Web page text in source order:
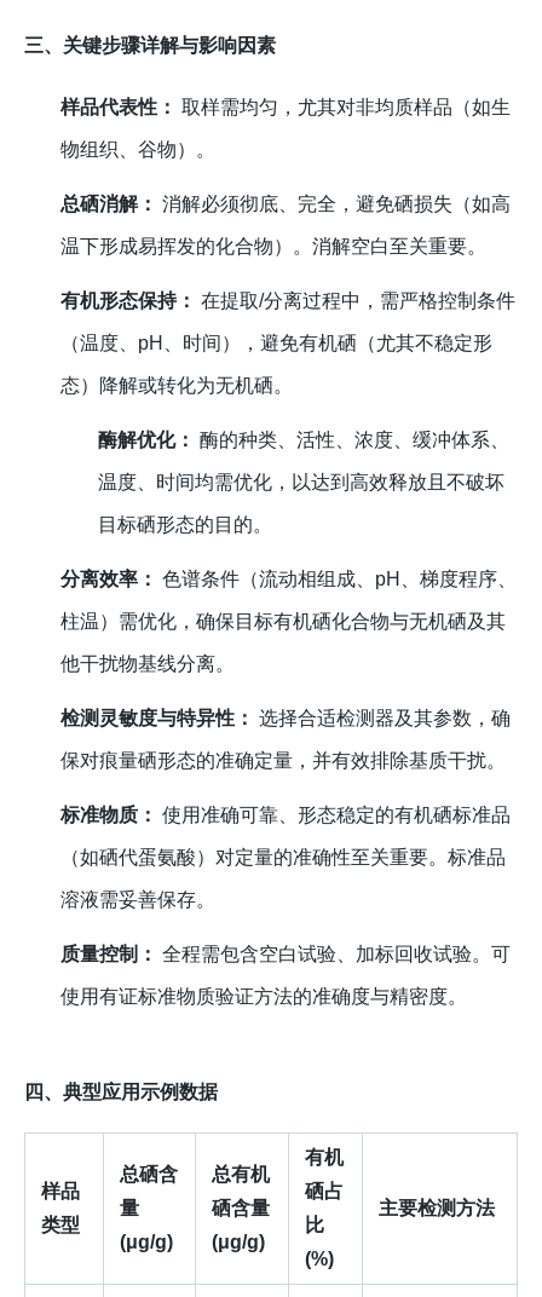
三、关键步骤详解与影响因素
样品代表性： 取样需均匀，尤其对非均质样品（如生
物组织、谷物）。
总硒消解： 消解必须彻底、完全，避免硒损失（如高
温下形成易挥发的化合物）。消解空白至关重要。
有机形态保持： 在提取/分离过程中，需严格控制条件
（温度、pH、时间），避免有机硒（尤其不稳定形
态）降解或转化为无机硒。
酶解优化： 酶的种类、活性、浓度、缓冲体系、
温度、时间均需优化，以达到高效释放且不破坏
目标硒形态的目的。
分离效率： 色谱条件（流动相组成、pH、梯度程序、
柱温）需优化，确保目标有机硒化合物与无机硒及其
他干扰物基线分离。
检测灵敏度与特异性： 选择合适检测器及其参数，确
保对痕量硒形态的准确定量，并有效排除基质干扰。
标准物质： 使用准确可靠、形态稳定的有机硒标准品
（如硒代蛋氨酸）对定量的准确性至关重要。标准品
溶液需妥善保存。
质量控制： 全程需包含空白试验、加标回收试验。可
使用有证标准物质验证方法的准确度与精密度。
四、典型应用示例数据
样品
类型
总硒含
量
(μg/g)
总有机
硒含量
(μg/g)
有机
硒占
比
(%)
主要检测方法